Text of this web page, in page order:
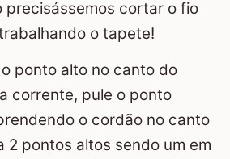
precisássemos cortar o fio
o tapete!
ponto alto no canto do
corrente, pule o ponto
o cordão no canto
2 pontos altos sendo um em